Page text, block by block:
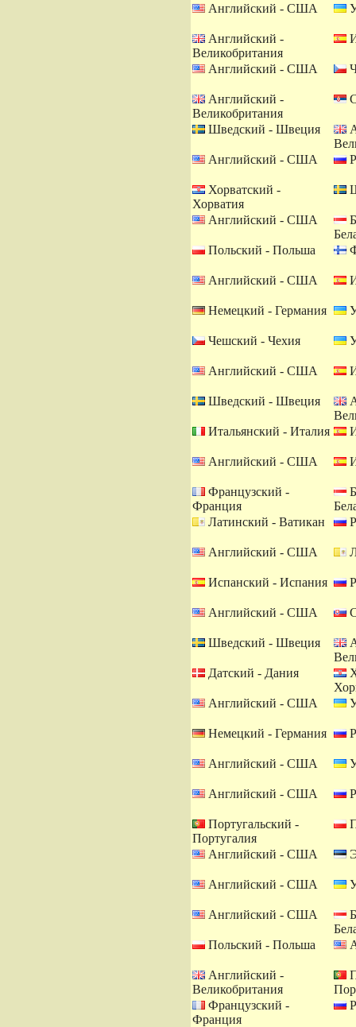
Английский - США
Английский -
Великобритания
Английский - США
Английский -
Великобритания
Шведский - Швеция
Английский - США
Хорватский -
Хорватия
Английский - США
Польский - Польша
Английский - США
Немецкий - Германия
Чешский - Чехия
Английский - США
Шведский - Швеция
Итальянский - Италия
Английский - США
Французский -
Франция
Латинский - Ватикан
Английский - США
Испанский - Испания
Английский - США
Шведский - Швеция
Датский - Дания
Английский - США
Немецкий - Германия
Английский - США
Английский - США
Португальский -
Португалия
Английский - США
Английский - США
Английский - США
Польский - Польша
Английский -
Великобритания
Французский -
Франция